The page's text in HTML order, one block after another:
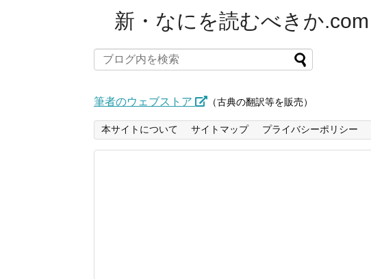
新・なにを読むべきか.com
筆者のウェブストア （古典の翻訳等を販売）
本サイトについて サイトマップ プライバシーポリシー